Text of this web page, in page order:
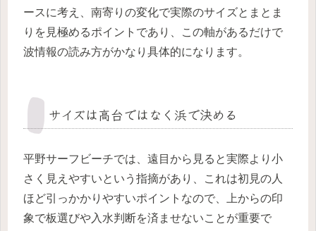
ースに考え、南寄りの変化で実際のサイズとまとま
りを見極めるポイントであり、この軸があるだけで
波情報の読み方がかなり具体的になります。
サイズは高台ではなく浜で決める
平野サーフビーチでは、遠目から見ると実際より小
さく見えやすいという指摘があり、これは初見の人
ほど引っかかりやすいポイントなので、上からの印
象で板選びや入水判断を済ませないことが重要で